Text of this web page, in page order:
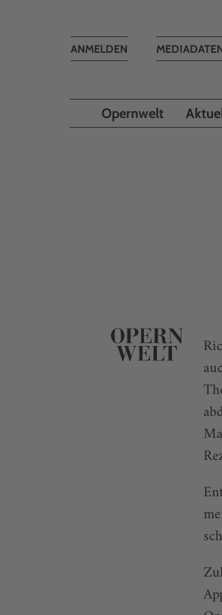
Toggle
ANMELDEN
Opernwelt